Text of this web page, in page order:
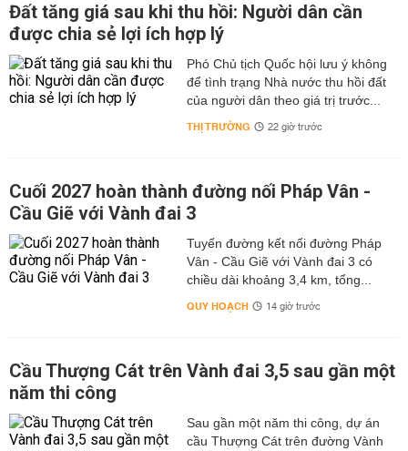
Đất tăng giá sau khi thu hồi: Người dân cần
được chia sẻ lợi ích hợp lý
Phó Chủ tịch Quốc hội lưu ý không
để tình trạng Nhà nước thu hồi đất
của người dân theo giá trị trước...
THỊ TRƯỜNG 22 giờ trước
Cuối 2027 hoàn thành đường nối Pháp Vân -
Cầu Giẽ với Vành đai 3
Tuyến đường kết nối đường Pháp
Vân - Cầu Giẽ với Vành đai 3 có
chiều dài khoảng 3,4 km, tổng...
QUY HOẠCH 14 giờ trước
Cầu Thượng Cát trên Vành đai 3,5 sau gần một
năm thi công
Sau gần một năm thi công, dự án
cầu Thượng Cát trên đường Vành